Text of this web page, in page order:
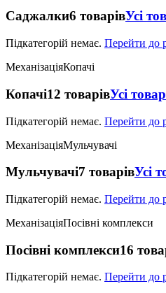
Саджалки6 товарівУсі
Підкатегорій немає. Перейти до
МеханізаціяКопачі
Копачі12 товарівУсі
Підкатегорій немає. Перейти до
МеханізаціяМульчувачі
Мульчувачі7 товарівУсі
Підкатегорій немає. Перейти до
МеханізаціяПосівні комплекси
Посівні комплекси16
Підкатегорій немає. Перейти до